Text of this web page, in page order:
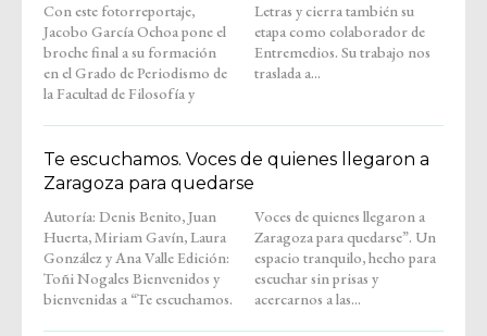
Con este fotorreportaje,
Jacobo García Ochoa pone el
broche final a su formación
en el Grado de Periodismo de
la Facultad de Filosofía y
Letras y cierra también su
etapa como colaborador de
Entremedios. Su trabajo nos
traslada a...
Te escuchamos. Voces de quienes llegaron a
Zaragoza para quedarse
Autoría: Denis Benito, Juan
Huerta, Miriam Gavín, Laura
González y Ana Valle Edición:
Toñi Nogales Bienvenidos y
bienvenidas a “Te escuchamos.
Voces de quienes llegaron a
Zaragoza para quedarse”. Un
espacio tranquilo, hecho para
escuchar sin prisas y
acercarnos a las...